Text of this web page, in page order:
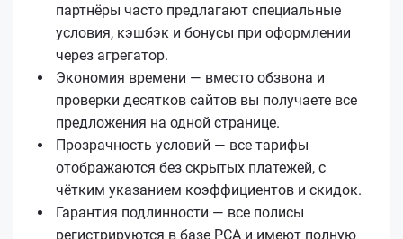
партнёры часто предлагают специальные
условия, кэшбэк и бонусы при оформлении
через агрегатор.
Экономия времени — вместо обзвона и
проверки десятков сайтов вы получаете все
предложения на одной странице.
Прозрачность условий — все тарифы
отображаются без скрытых платежей, с
чётким указанием коэффициентов и скидок.
Гарантия подлинности — все полисы
регистрируются в базе РСА и имеют полную